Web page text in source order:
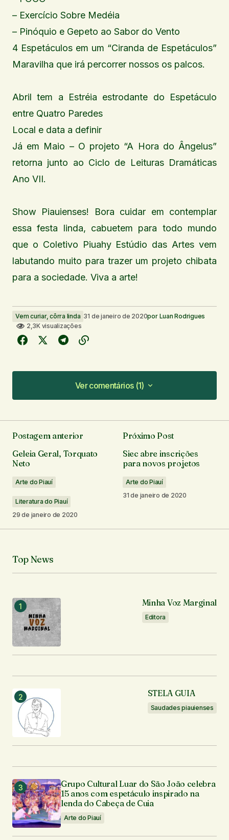
– Exercício Sobre Medéia
– Pinóquio e Gepeto ao Sabor do Vento
4 Espetáculos em um “Ciranda de Espetáculos”
Maravilha que irá percorrer nossos os palcos.
Abril tem a Estréia estrodante do Espetáculo
entre Quatro Paredes
Local e data a definir
Já em Maio – O projeto “A Hora do Ângelus”
retorna junto ao Ciclo de Leituras Dramáticas
Ano VII.
Show Piauienses! Bora cuidar em contemplar
essa festa linda, cabuetem para todo mundo
que o Coletivo Piuahy Estúdio das Artes vem
labutando muito para trazer um projeto chibata
para a sociedade. Viva a arte!
Vem curiar, côrra linda 31 de janeiro de 2020por Luan Rodrigues
2,3K visualizações
Ver comentários (1)
Ver comentários (1)
Amoooo as matérias do Luan.
Wallessandra Porto
2 de fevereiro de 2020 em 19:36
O seu endereço de e-mail não será publicado.
Seu nome
Notifique-me sobre novos comentários por e-mail.
Notifique-me sobre novas publicações por e-mail.
Postagem anterior
Geleia Geral, Torquato
Neto
Arte do Piauí
Literatura do Piauí
29 de janeiro de 2020
Próximo Post
Siec abre inscrições
para novos projetos
Arte do Piauí
31 de janeiro de 2020
Top News
Minha Voz Marginal
Editora
STELA GUIA
Saudades piauienses
Grupo Cultural Luar do São João celebra
15 anos com espetáculo inspirado na
lenda do Cabeça de Cuia
Arte do Piauí